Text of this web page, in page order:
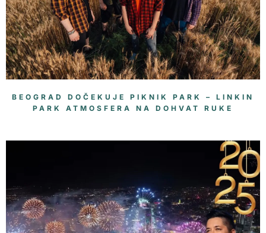
BEOGRAD DOČEKUJE PIKNIK PARK – LINKIN
PARK ATMOSFERA NA DOHVAT RUKE